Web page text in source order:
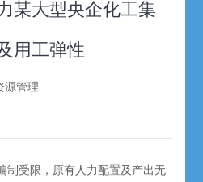
某大型央企化工集
用工弹性
源管理
制受限，原有人力配置及产出无